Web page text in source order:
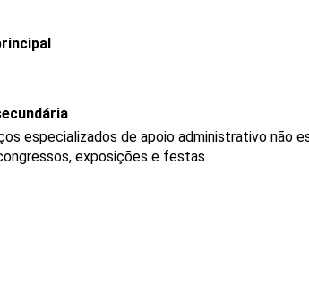
especializados de apoio administrativo não
exposições e festas